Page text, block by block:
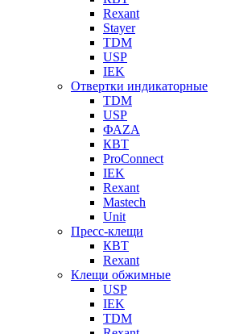
Rexant
Stayer
TDM
USP
IEK
Отвертки индикаторные
TDM
USP
ФАZА
КВТ
ProConnect
IEK
Rexant
Mastech
Unit
Пресс-клещи
КВТ
Rexant
Клещи обжимные
USP
IEK
TDM